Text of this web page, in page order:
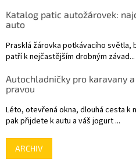
Katalog patic autožárovek:
auto
Prasklá žárovka potkávacího světla,
patří k nejčastějším drobným závad...
Autochladničky pro karavany
pravou
Léto, otevřená okna, dlouhá cesta k
pak přijdete k autu a váš jogurt ...
ARCHIV